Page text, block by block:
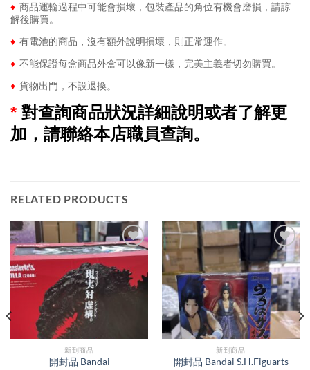
♦ 商品運輸過程中可能會損壞，包裝產品的角位有機會磨損，請諒
解後購買。
♦ 有電池的商品，沒有額外說明損壞，則正常運作。
♦ 不能保證每盒商品外盒可以像新一樣，完美主義者切勿購買。
♦ 貨物出門，不設退換。
* 對查詢商品狀況詳細說明或者了解更
加，請聯絡本店職員查詢。
RELATED PRODUCTS
新到商品​
開封品 Bandai
新到商品​
開封品 Bandai S.H.Figuarts